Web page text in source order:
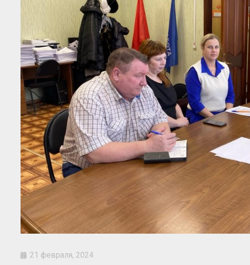
21 февраля, 2024